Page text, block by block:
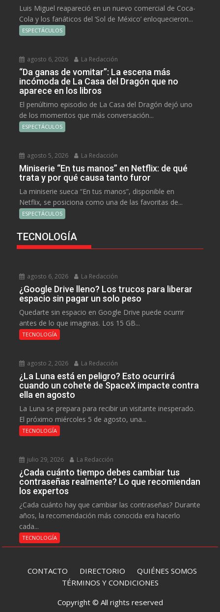
Luis Miguel reapareció en un nuevo comercial de Coca-
Cola y los fanáticos del ‘Sol de México’ enloquecieron...
ESPECTÁCULOS
agosto 6, 2026 La Redacción
“Da ganas de vomitar”: La escena más
incómoda de La Casa del Dragón que no
aparece en los libros
El penúltimo episodio de La Casa del Dragón dejó uno
de los momentos que más conversación...
ESPECTÁCULOS
agosto 5, 2026 La Redacción
Miniserie “En tus manos” en Netflix: de qué
trata y por qué causa tanto furor
La miniserie sueca “En tus manos”, disponible en
Netflix, se posiciona como una de las favoritas de...
ESPECTÁCULOS
TECNOLOGÍA
agosto 6, 2026 La Redacción
¿Google Drive lleno? Los trucos para liberar
espacio sin pagar un solo peso
Quedarte sin espacio en Google Drive puede ocurrir
antes de lo que imaginas. Los 15 GB...
TECNOLOGÍA
agosto 2, 2026 La Redacción
¿La Luna está en peligro? Esto ocurrirá
cuando un cohete de SpaceX impacte contra
ella en agosto
La Luna se prepara para recibir un visitante inesperado.
El próximo miércoles 5 de agosto, una...
TECNOLOGÍA
julio 29, 2026 La Redacción
¿Cada cuánto tiempo debes cambiar tus
contraseñas realmente? Lo que recomiendan
los expertos
¿Cada cuánto hay que cambiar las contraseñas? Durante
años, la recomendación más conocida era hacerlo
cada...
TECNOLOGÍA
CONTACTO DIRECTORIO QUIÉNES SOMOS
TÉRMINOS Y CONDICIONES
Copyright © All rights reserved